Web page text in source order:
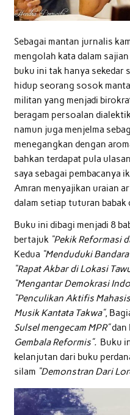
Sebagai mantan jurnalis
mengolah kata dalam
buku ini tak hanya sekedar
hidup seorang sosok
militan yang menjadi
beragam persoalan
namun juga menjelma
menegangkan dengan
bahkan terdapat pula
saya sebagai
Amran menyajikan uraian
dalam setiap tuturan babak
Buku ini dibagi menjadi 8
bertajuk “Pekik Reformasi
Kedua “Menduduki
“Rapat Akbar di Lokasi
“Mengantar Demokrasi
“Penculikan Aktifis
Musik Kantata Takwa”,
Sulsel mengecam MPR”dan
Gembala Reformis”. Buku
kelanjutan dari buku
silam “Demonstran Dari